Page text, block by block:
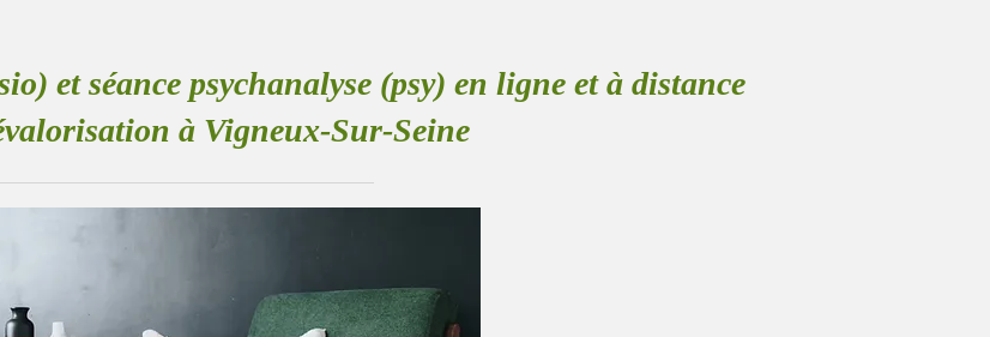
et séance psychanalyse (psy) en ligne et à distance
à Vigneux-Sur-Seine